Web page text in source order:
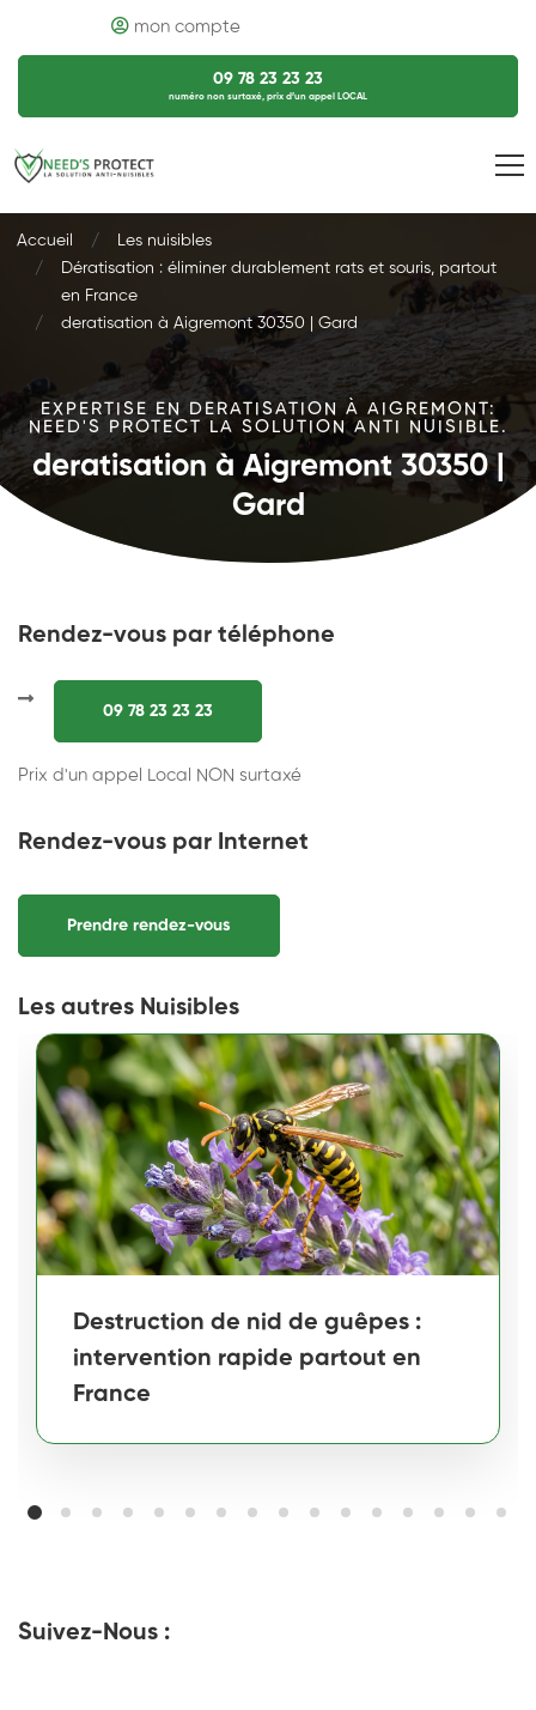
mon compte
09 78 23 23 23
numéro non surtaxé, prix d’un appel LOCAL
Accueil
Les nuisibles
Dératisation : éliminer durablement rats et souris, partout
en France
deratisation à Aigremont 30350 | Gard
EXPERTISE EN DERATISATION À AIGREMONT:
NEED'S PROTECT LA SOLUTION ANTI NUISIBLE.
deratisation à Aigremont 30350 |
Gard
Rendez-vous par téléphone
09 78 23 23 23
Prix d'un appel Local NON surtaxé
Rendez-vous par Internet
Prendre rendez-vous
Les autres Nuisibles
Destruction de nid de guêpes :
intervention rapide partout en
France
Suivez-Nous :